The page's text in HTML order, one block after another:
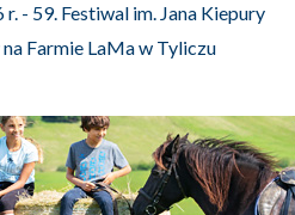
- 59. Festiwal im. Jana Kiepury
Farmie LaMa w Tyliczu